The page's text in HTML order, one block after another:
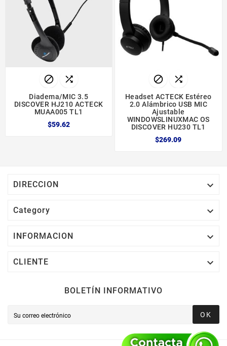
 
Diadema/MIC 3.5
DISCOVER HJ210 ACTECK
MUAA005 TL1
$59.62
 
Headset ACTECK Estéreo
2.0 Alámbrico USB MIC
Ajustable
WINDOWSLINUXMAC OS
DISCOVER HU230 TL1
$269.09
DIRECCION 
Category 
INFORMACION 
CLIENTE 
BOLETÍN INFORMATIVO
OK